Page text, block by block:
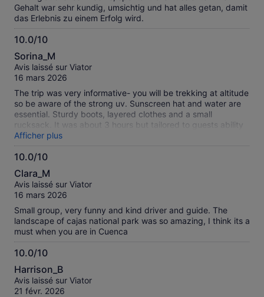
Gehalt war sehr kundig, umsichtig und hat alles getan, damit
das Erlebnis zu einem Erfolg wird.
10.0/10
10.0
sur
10
Sorina_M
Avis laissé sur Viator
16 mars 2026
The trip was very informative- you will be trekking at altitude
so be aware of the strong uv. Sunscreen hat and water are
essential. Sturdy boots, layered clothes and a small
rucksack. It was about 3 hours but tailored to guests ability
and desire. We visited 3 separate climates and altitudes the
highest 4200m. The main trek at 3800m. We stopped for a
great lunch as part of the deal and then visited the lower
aspect.
Afficher plus
10.0/10
10.0
sur
10
Clara_M
Avis laissé sur Viator
16 mars 2026
Small group, very funny and kind driver and guide. The
landscape of cajas national park was so amazing, I think its a
must when you are in Cuenca
10.0/10
10.0
sur
10
Harrison_B
Avis laissé sur Viator
21 févr. 2026